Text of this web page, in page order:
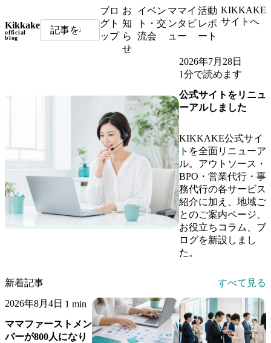
Kikkake
official
blog
ブロ
グト
ップ
お
知
ら
せ
イベン
ト・交
流会
ママイ
ンタビ
ュー
活動
レポ
ート
KIKKAKE
サイトへ
2026年7月28日
1分で読めます
公式サイトをリニュ
ーアルしました
KIKKAKE公式サイ
トを全面リニューア
ル。アウトソース・
BPO・営業代行・事
務代行の各サービス
紹介に加え、地域ご
とのご案内ページ、
お役立ちコラム、ブ
ログを新設しまし
た。
新着記事 すべて見る
2026年8月4日 1 min
ママファーストメン
バーが800人になり